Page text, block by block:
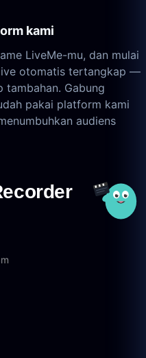
kami
LiveMe-mu, dan mulai
otomatis tertangkap —
tambahan. Gabung
pakai platform kami
audiens